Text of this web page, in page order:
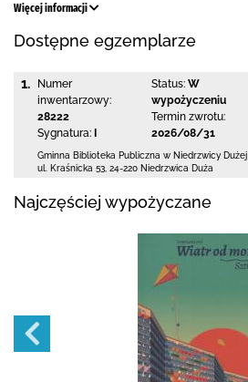
Więcej informacji
Dostępne egzemplarze
1.
Numer
inwentarzowy:
28222
Sygnatura:
Status: W
wypożyczeniu
Termin zwrotu:
2026/08/31
Gminna Biblioteka Publiczna w Niedrzwicy Dużej
ul. Kraśnicka 53 24-220 Niedrzwica Duża
Najczęściej wypożyczane